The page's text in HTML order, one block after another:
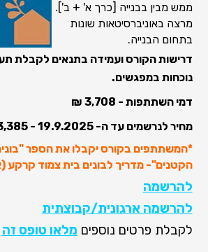
ממש מבין בבנייה [כרך א' + ב'].
מרצה באוניברסיטאות שונות
בתחום הבנייה.
נוכחות במפגשים.
דמי השתתפות - 3,708 ₪
מחיר לנרשמים עד ה- 19.9.2025 - 3,385 ₪
*המשתתפים בקורס יקבלו את הספר
הקטנים"- מדריך לבונים בית צמוד קרקע
להרשמה
להרשמה ארגונית/קבוצתית
לקבלת פרטים נוספים מלאו טופס זה